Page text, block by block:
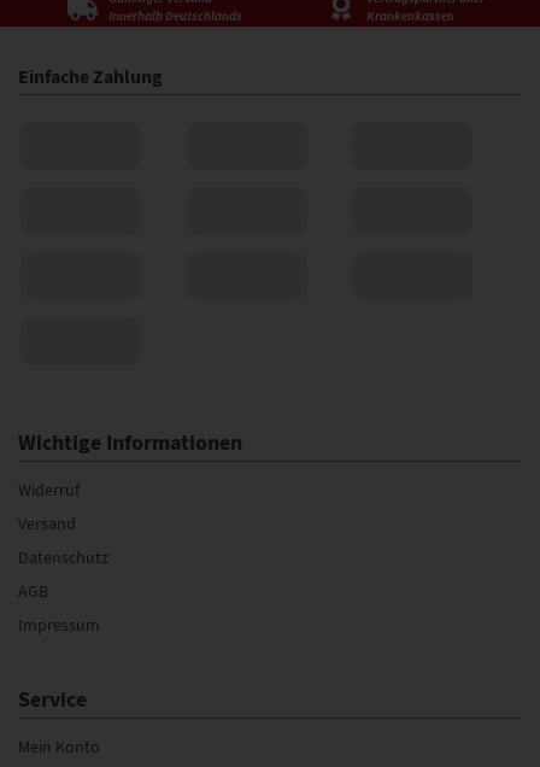
innerhalb Deutschlands
Krankenkassen
Einfache Zahlung
Wichtige Informationen
Widerruf
Versand
Datenschutz
AGB
Impressum
Service
Mein Konto